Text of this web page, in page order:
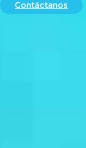
Contáctanos